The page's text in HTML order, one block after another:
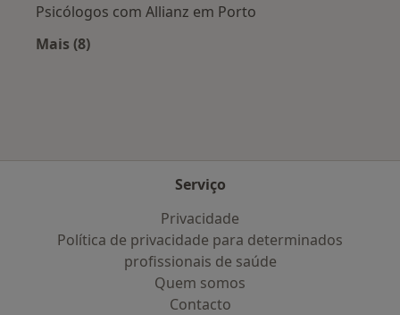
Psicólogos com Allianz em Porto
Mais (8)
Serviço
Privacidade
Política de privacidade para determinados
profissionais de saúde
Quem somos
Contacto